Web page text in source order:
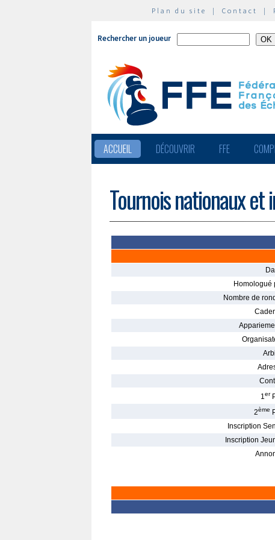
Plan du site | Contact |
Rechercher un joueur
ACCUEIL DÉCOUVRIR FFE
Tournois nationaux
Homologué
Nombre de
1er
2ème
Inscription
Inscription